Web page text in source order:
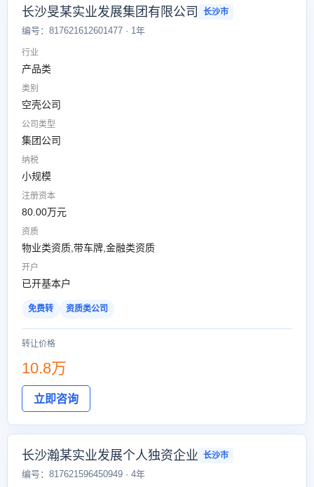
长沙旻某实业发展集团有限公司 长沙市
编号：817621612601477 · 1年
行业
产品类
类别
空壳公司
公司类型
集团公司
纳税
小规模
注册资本
80.00万元
资质
物业类资质,带车牌,金融类资质
开户
已开基本户
免费转 资质类公司
转让价格
10.8万
立即咨询
长沙瀚某实业发展个人独资企业 长沙市
编号：817621596450949 · 4年